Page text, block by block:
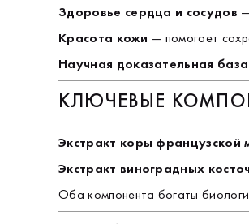
Здоровье сердца и сосудов
Красота кожи — помогает
Научная доказательная база
КЛЮЧЕВЫЕ
Экстракт коры французской
Экстракт виноградных
Оба компонента богаты